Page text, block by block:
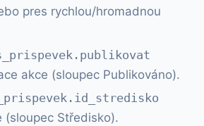
pres rychlou/hromadnou
akce (sloupec Publikováno).
(sloupec Středisko).